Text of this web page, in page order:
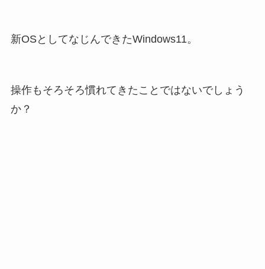
新OSとしてなじんできたWindows11。
操作もそろそろ慣れてきたことではないでしょう
か？